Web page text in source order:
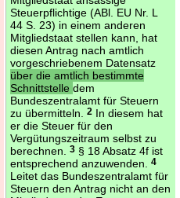
Steuerpflichtige (ABl. EU Nr. L
44 S. 23) in einem anderen
Mitgliedstaat stellen kann, hat
diesen Antrag nach amtlich
vorgeschriebenem Datensatz
über die amtlich bestimmte
Schnittstelle dem
Bundeszentralamt für Steuern
zu übermitteln.
2In diesem hat
er die Steuer für den
Vergütungszeitraum selbst zu
berechnen.
3§ 18 Absatz 4f ist
entsprechend anzuwenden.
4
Leitet das Bundeszentralamt für
Steuern den Antrag nicht an den